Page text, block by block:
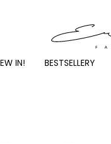
IN! BESTSELLERY